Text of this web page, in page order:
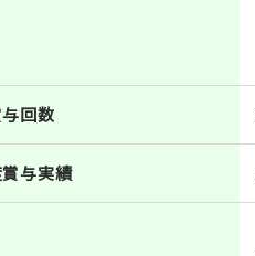
回数
与実績